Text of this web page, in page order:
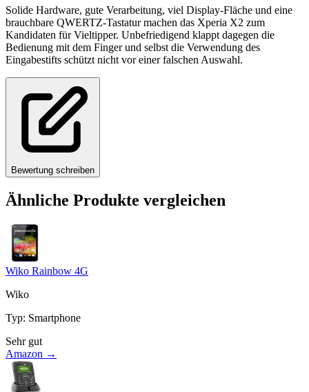
Solide Hardware, gute Verarbeitung, viel Display-Fläche und eine
brauchbare QWERTZ-Tastatur machen das Xperia X2 zum
Kandidaten für Vieltipper. Unbefriedigend klappt dagegen die
Bedienung mit dem Finger und selbst die Verwendung des
Eingabestifts schützt nicht vor einer falschen Auswahl.
Bewertung schreiben
Ähnliche Produkte vergleichen
Wiko Rainbow 4G
Wiko
Typ: Smartphone
Sehr gut
Amazon →